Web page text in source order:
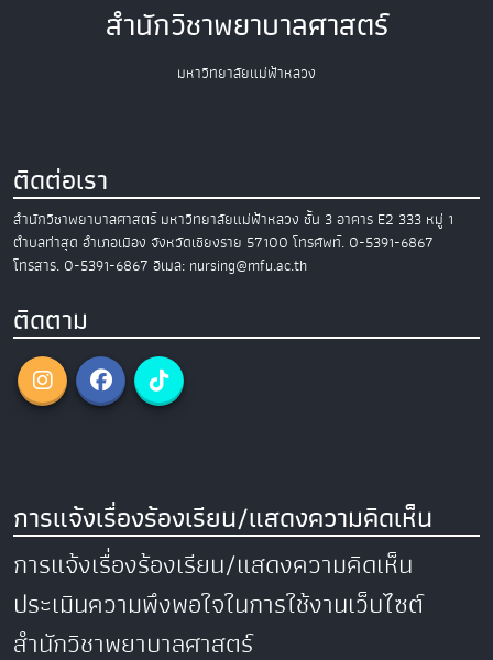
สำนักวิชาพยาบาลศาสตร์
มหาวิทยาลัยแม่ฟ้าหลวง
ติดต่อเรา
สำนักวิชาพยาบาลศาสตร์ มหาวิทยาลัยแม่ฟ้าหลวง ชั้น 3 อาคาร E2 333 หมู่ 1
ตำบลท่าสุด อำเภอเมือง จังหวัดเชียงราย 57100 โทรศัพท์. 0-5391-6867
โทรสาร. 0-5391-6867 อีเมล: nursing@mfu.ac.th
ติดตาม
การแจ้งเรื่องร้องเรียน/แสดงความคิดเห็น
การแจ้งเรื่องร้องเรียน/แสดงความคิดเห็น
ประเมินความพึงพอใจในการใช้งานเว็บไซต์
สำนักวิชาพยาบาลศาสตร์